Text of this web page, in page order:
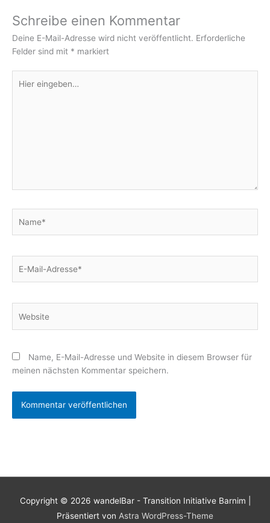
Schreibe einen Kommentar
Deine E-Mail-Adresse wird nicht veröffentlicht. Erforderliche
Felder sind mit * markiert
eingeben…
Mail-
Name, E-Mail-Adresse und Website in diesem Browser für
meinen nächsten Kommentar speichern.
Copyright © 2026 wandelBar - Transition Initiative Barnim
Präsentiert von Astra WordPress-Theme